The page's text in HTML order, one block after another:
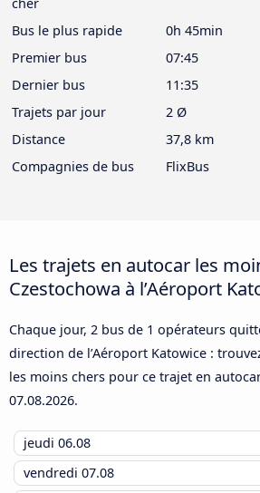
Bus le plus rapide
0h 45min
Premier bus
07:45
Dernier bus
11:35
Trajets par jour
2 Ø
Distance
37,8 km
Compagnies de bus
FlixBus
Les trajets en autocar les
Czestochowa à l’Aéroport
Chaque jour, 2 bus de 1 opérateurs
direction de l’Aéroport Katowice :
les moins chers pour ce trajet en
07.08.2026.
jeudi 06.08
vendredi 07.08